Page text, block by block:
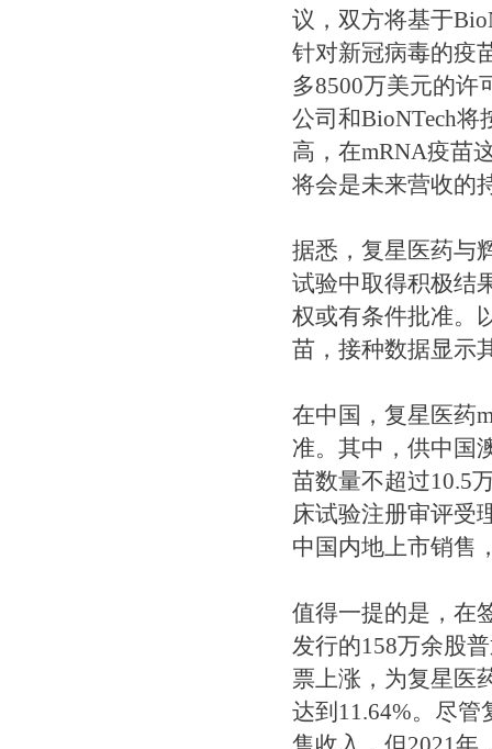
议，双方将基于
针对新冠病毒的疫
多8500万美元的许
公司和BioNTech将
高，在mRNA疫苗
将会是未来营收的
据悉，复星医药与
试验中取得积极结
权或有条件批准。
苗，接种数据显示
在中国，复星医药
准。其中，供中国
苗数量不超过10.5
床试验注册审评受
中国内地上市销售
值得一提的是，在
发行的158万余股
票上涨，为复星医
达到11.64%。尽管